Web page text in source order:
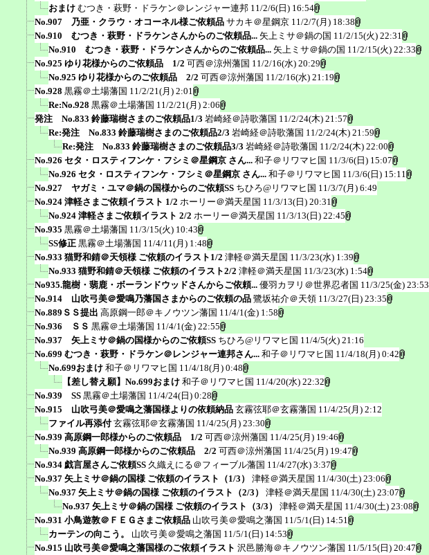
おまけ むつき・萩野・ドラケン＠レンジャー連邦 11/2/6(日) 16:54
No.907 乃亜・クラウ・オコーネル様ご依頼品 サカキ＠星鋼京 11/2/7(月) 18:38
No.910 むつき・萩野・ドラケンさんからのご依頼品... 矢上ミサ＠鍋の国 11/2/15(火) 22:31
No.910 むつき・萩野・ドラケンさんからのご依頼品... 矢上ミサ＠鍋の国 11/2/15(火) 22:33
No.925 ゆり花様からのご依頼品 1/2 可西＠涼州藩国 11/2/16(水) 20:29
No.925 ゆり花様からのご依頼品 2/2 可西＠涼州藩国 11/2/16(水) 21:19
No.928 黒霧＠土場藩国 11/2/21(月) 2:01
Re:No.928 黒霧＠土場藩国 11/2/21(月) 2:06
発注 No.833 鈴藤瑞樹さまのご依頼品1/3 岩崎経＠詩歌藩国 11/2/24(木) 21:57
Re:発注 No.833 鈴藤瑞樹さまのご依頼品2/3 岩崎経＠詩歌藩国 11/2/24(木) 21:59
Re:発注 No.833 鈴藤瑞樹さまのご依頼品3/3 岩崎経＠詩歌藩国 11/2/24(木) 22:00
No.926 セタ・ロスティフンケ・フシミ＠星鋼京 さん... 和子＠リワマヒ国 11/3/6(日) 15:07
No.926 セタ・ロスティフンケ・フシミ＠星鋼京 さん... 和子＠リワマヒ国 11/3/6(日) 15:11
No.927 ヤガミ・ユマ＠鍋の国様からのご依頼SS ちひろ@リワマヒ国 11/3/7(月) 6:49
No.924 津軽さまご依頼イラスト 1/2 ホーリー＠満天星国 11/3/13(日) 20:31
No.924 津軽さまご依頼イラスト 2/2 ホーリー＠満天星国 11/3/13(日) 22:45
No.935 黒霧＠土場藩国 11/3/15(火) 10:43
SS修正 黒霧＠土場藩国 11/4/11(月) 1:48
No.933 猫野和錆＠天領様 ご依頼のイラスト1/2 津軽＠満天星国 11/3/23(水) 1:39
No.933 猫野和錆＠天領様 ご依頼のイラスト2/2 津軽＠満天星国 11/3/23(水) 1:54
No935.龍樹・翡鹿・ボーランドウッドさんからご依頼... 優羽カヲリ＠世界忍者国 11/3/25(金) 23:53
No.914 山吹弓美＠愛鳴乃藩国さまからのご依頼の品 鷺坂祐介＠天領 11/3/27(日) 23:35
No.889ＳＳ提出 高原鋼一郎＠キノウツン藩国 11/4/1(金) 1:58
No.936 ＳＳ 黒霧＠土場藩国 11/4/1(金) 22:55
No.937 矢上ミサ＠鍋の国様からのご依頼SS ちひろ@リワマヒ国 11/4/5(火) 21:16
No.699 むつき・萩野・ドラケン＠レンジャー連邦さん... 和子＠リワマヒ国 11/4/18(月) 0:42
No.699おまけ 和子＠リワマヒ国 11/4/18(月) 0:48
【差し替え願】No.699おまけ 和子＠リワマヒ国 11/4/20(水) 22:32
No.939 SS 黒霧＠土場藩国 11/4/24(日) 0:28
No.915 山吹弓美＠愛鳴之藩国様よりの依頼納品 玄霧弦耶＠玄霧藩国 11/4/25(月) 2:12
ファイル再添付 玄霧弦耶＠玄霧藩国 11/4/25(月) 23:30
No.939 高原鋼一郎様からのご依頼品 1/2 可西＠涼州藩国 11/4/25(月) 19:46
No.939 高原鋼一郎様からのご依頼品 2/2 可西＠涼州藩国 11/4/25(月) 19:47
No.934 戯言屋さんご依頼SS 久織えにる＠フィーブル藩国 11/4/27(水) 3:37
No.937 矢上ミサ＠鍋の国様 ご依頼のイラスト（1/3）
津軽＠満天星国 11/4/30(土) 23:06
No.937 矢上ミサ＠鍋の国様 ご依頼のイラスト（2/3）
津軽＠満天星国 11/4/30(土) 23:07
No.937 矢上ミサ＠鍋の国様 ご依頼のイラスト（3/3）
津軽＠満天星国 11/4/30(土) 23:08
No.931 小鳥遊敦＠ＦＥＧさまご依頼品 山吹弓美＠愛鳴之藩国 11/5/1(日) 14:51
カーテンの向こう。
山吹弓美＠愛鳴之藩国 11/5/1(日) 14:53
No.915 山吹弓美＠愛鳴之藩国様のご依頼イラスト 沢邑勝海＠キノウツン藩国 11/5/15(日) 20:47